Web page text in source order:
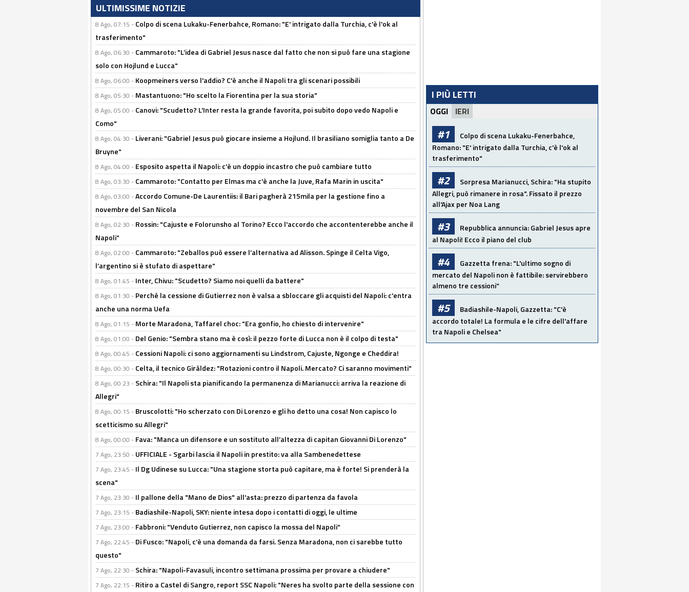
ULTIMISSIME NOTIZIE
8 Ago, 07:15 - Colpo di scena Lukaku-Fenerbahce, Romano: "E' intrigato dalla Turchia, c'è l'ok al
trasferimento"
8 Ago, 06:30 - Cammaroto: "L’idea di Gabriel Jesus nasce dal fatto che non si può fare una stagione
solo con Hojlund e Lucca"
8 Ago, 06:00 - Koopmeiners verso l'addio? C'è anche il Napoli tra gli scenari possibili
8 Ago, 05:30 - Mastantuono: "Ho scelto la Fiorentina per la sua storia"
8 Ago, 05:00 - Canovi: "Scudetto? L'Inter resta la grande favorita, poi subito dopo vedo Napoli e
Como"
8 Ago, 04:30 - Liverani: "Gabriel Jesus può giocare insieme a Hojlund. Il brasiliano somiglia tanto a De
Bruyne"
8 Ago, 04:00 - Esposito aspetta il Napoli: c'è un doppio incastro che può cambiare tutto
8 Ago, 03:30 - Cammaroto: "Contatto per Elmas ma c'è anche la Juve, Rafa Marin in uscita"
8 Ago, 03:00 -Accordo Comune-De Laurentiis: il Bari pagherà 215mila per la gestione fino a
novembre del San Nicola
8 Ago, 02:30 - Rossin: "Cajuste e Folorunsho al Torino? Ecco l'accordo che accontenterebbe anche il
Napoli"
8 Ago, 02:00 - Cammaroto: "Zeballos può essere l’alternativa ad Alisson. Spinge il Celta Vigo,
l’argentino si è stufato di aspettare"
8 Ago, 01:45 - Inter, Chivu: "Scudetto? Siamo noi quelli da battere"
8 Ago, 01:30 - Perché la cessione di Gutierrez non è valsa a sbloccare gli acquisti del Napoli: c'entra
anche una norma Uefa
8 Ago, 01:15 - Morte Maradona, Taffarel choc: "Era gonfio, ho chiesto di intervenire"
8 Ago, 01:00 - Del Genio: "Sembra stano ma è così: il pezzo forte di Lucca non è il colpo di testa"
8 Ago, 00:45 - Cessioni Napoli: ci sono aggiornamenti su Lindstrom, Cajuste, Ngonge e Cheddira!
8 Ago, 00:30 - Celta, il tecnico Giráldez: "Rotazioni contro il Napoli. Mercato? Ci saranno movimenti"
8 Ago, 00:23 - Schira: "Il Napoli sta pianificando la permanenza di Marianucci: arriva la reazione di
Allegri"
8 Ago, 00:15 - Bruscolotti: "Ho scherzato con Di Lorenzo e gli ho detto una cosa! Non capisco lo
scetticismo su Allegri"
8 Ago, 00:00 - Fava: "Manca un difensore e un sostituto all’altezza di capitan Giovanni Di Lorenzo"
7 Ago, 23:50 - UFFICIALE - Sgarbi lascia il Napoli in prestito: va alla Sambenedettese
7 Ago, 23:45 - Il Dg Udinese su Lucca: "Una stagione storta può capitare, ma è forte! Si prenderà la
scena"
7 Ago, 23:30 - Il pallone della "Mano de Dios" all'asta: prezzo di partenza da favola
7 Ago, 23:15 - Badiashile-Napoli, SKY: niente intesa dopo i contatti di oggi, le ultime
7 Ago, 23:00 - Fabbroni: "Venduto Gutierrez, non capisco la mossa del Napoli"
7 Ago, 22:45 - Di Fusco: "Napoli, c'è una domanda da farsi. Senza Maradona, non ci sarebbe tutto
questo"
7 Ago, 22:30 - Schira: "Napoli-Favasuli, incontro settimana prossima per provare a chiudere"
7 Ago, 22:15 - Ritiro a Castel di Sangro, report SSC Napoli: "Neres ha svolto parte della sessione con
I PIÙ LETTI
OGGI IERI
#1
Colpo di scena Lukaku-Fenerbahce,
Romano: "E' intrigato dalla Turchia, c'è l'ok al
trasferimento"
#2
Sorpresa Marianucci, Schira: "Ha stupito
Allegri, può rimanere in rosa". Fissato il prezzo
all'Ajax per Noa Lang
#3
Repubblica annuncia: Gabriel Jesus apre
al Napoli! Ecco il piano del club
#4
Gazzetta frena: "L'ultimo sogno di
mercato del Napoli non è fattibile: servirebbero
almeno tre cessioni"
#5
Badiashile-Napoli, Gazzetta: "C'è
accordo totale! La formula e le cifre dell'affare
tra Napoli e Chelsea"